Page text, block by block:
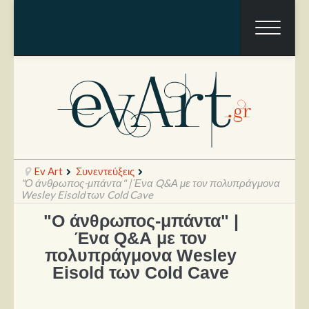
Ραπόρτο
Live & Συναυλίες
Θέατρο
Ev Art
Συνεντεύξεις
"Ο άνθρωπος-μπάντα" | Ένα Q&Α με τον πολυπράγμονα
Wesley Eisold των Cold Cave
"Ο άνθρωπος-μπάντα" |
Ένα Q&Α με τον
πολυπράγμονα Wesley
Eisold των Cold Cave